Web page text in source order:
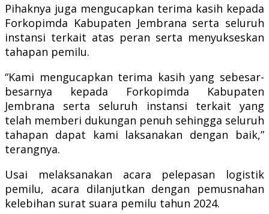
Pihaknya juga mengucapkan terima kasih kepada
Forkopimda Kabupaten Jembrana serta seluruh
instansi terkait atas peran serta menyukseskan
tahapan pemilu.
“Kami mengucapkan terima kasih yang sebesar-
besarnya kepada Forkopimda Kabupaten
Jembrana serta seluruh instansi terkait yang
telah memberi dukungan penuh sehingga seluruh
tahapan dapat kami laksanakan dengan baik,”
terangnya.
Usai melaksanakan acara pelepasan logistik
pemilu, acara dilanjutkan dengan pemusnahan
kelebihan surat suara pemilu tahun 2024.